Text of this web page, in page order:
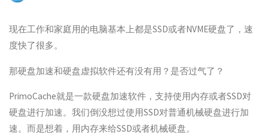
现在工作和家庭用的电脑基本上都是SSD或者NVME硬盘了，速
度快了很多。
那硬盘加速和硬盘虚拟软件还有没有用？是否过气了？
PrimoCache就是一款硬盘加速软件，支持使用内存或者SSD对
硬盘进行加速。我们倒没想过使用SSD对普通机械硬盘进行加
速。而是想着，用内存来给SSD或者机械硬盘。